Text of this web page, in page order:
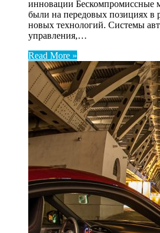
инновации
были на передовых позициях в
новых технологий. Системы
управления,…
Read More »